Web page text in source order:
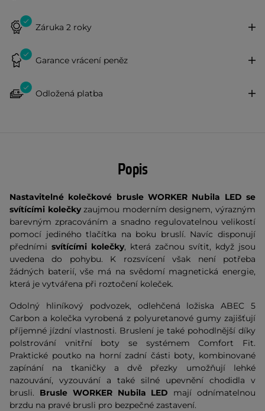
Záruka 2 roky
Garance vrácení peněz
Odložená platba
Popis
Nastavitelné kolečkové brusle WORKER Nubila LED se
svítícími kolečkyzaujmou moderním designem, výrazným
barevným zpracováním a snadno regulovatelnou velikostí
pomocí jediného tlačítka na boku bruslí. Navíc disponují
předními svítícími kolečky, která začnou svítit, když jsou
uvedena do pohybu. K rozsvícení však není potřeba
žádných baterií, vše má na svědomí magnetická energie,
která je vytvářena při roztočení koleček.
Odolný hliníkový podvozek, odlehčená ložiska ABEC 5
Carbon a kolečka vyrobená z polyuretanové gumy zajišťují
příjemné jízdní vlastnosti. Bruslení je také pohodlnější díky
polstrování vnitřní boty se systémem Comfort Fit.
Praktické poutko na horní zadní části boty, kombinované
zapínání na tkaničky a dvě přezky umožňují lehké
nazouvání, vyzouvání a také silné upevnění chodidla v
brusli. Brusle WORKER Nubila LED mají odnímatelnou
brzdu na pravé brusli pro bezpečné zastavení.